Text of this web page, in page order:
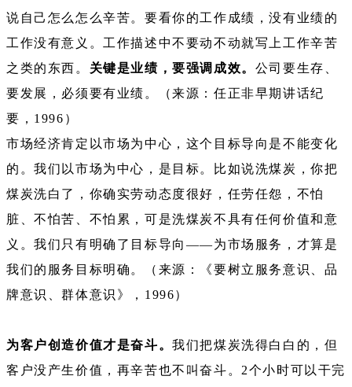
说自己怎么怎么辛苦。要看你的工作成绩，没有业绩的
工作没有意义。工作描述中不要动不动就写上工作辛苦
之类的东西。 关键是业绩，要强调成效。 公司要生存、
要发展，必须要有业绩。（来源：任正非早期讲话纪
要，1996）
市场经济肯定以市场为中心，这个目标导向是不能变化
的。我们以市场为中心，是目标。比如说洗煤炭，你把
煤炭洗白了，你确实劳动态度很好，任劳任怨，不怕
脏、不怕苦、不怕累，可是洗煤炭不具有任何价值和意
义。我们只有明确了目标导向——为市场服务，才算是
我们的服务目标明确。（来源：《要树立服务意识、品
牌意识、群体意识》，1996）
为客户创造价值才是奋斗。我们把煤炭洗得白白的，但
客户没产生价值，再辛苦也不叫奋斗。2个小时可以干完